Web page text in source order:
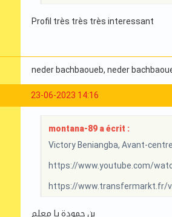
Profil très très très interessant
neder bachbaoueb, neder
23-06-2023 14:16
montana-89 a écrit :
Victory Beniangba, Avant-
https://www.youtube.com/
https://www.transfermarkt.fr/
بن حمودة يا معلم